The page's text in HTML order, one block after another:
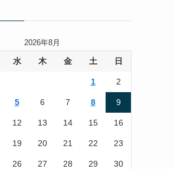
2026年8月
水 木 金 土 日
1 2
5 6 7 8 9
12 13 14 15 16
19 20 21 22 23
26 27 28 29 30